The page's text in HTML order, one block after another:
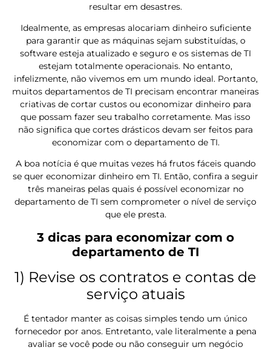
resultar em desastres.
Idealmente, as empresas alocariam dinheiro suficiente
para garantir que as máquinas sejam substituídas, o
software esteja atualizado e seguro e os sistemas de TI
estejam totalmente operacionais. No entanto,
infelizmente, não vivemos em um mundo ideal. Portanto,
muitos departamentos de TI precisam encontrar maneiras
criativas de cortar custos ou economizar dinheiro para
que possam fazer seu trabalho corretamente. Mas isso
não significa que cortes drásticos devam ser feitos para
economizar com o departamento de TI.
A boa notícia é que muitas vezes há frutos fáceis quando
se quer economizar dinheiro em TI. Então, confira a seguir
três maneiras pelas quais é possível economizar no
departamento de TI sem comprometer o nível de serviço
que ele presta.
3 dicas para economizar com o
departamento de TI
1) Revise os contratos e contas de
serviço atuais
É tentador manter as coisas simples tendo um único
fornecedor por anos. Entretanto, vale literalmente a pena
avaliar se você pode ou não conseguir um negócio